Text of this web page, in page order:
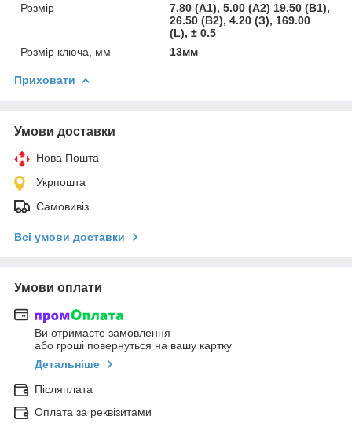
Розмір
7.80 (А1), 5.00 (А2) 19.50 (В1),
26.50 (В2), 4.20 (З), 169.00
(L), ± 0.5
Розмір ключа, мм
13мм
Приховати
Умови доставки
Нова Пошта
Укрпошта
Самовивіз
Всі умови доставки
Умови оплати
Ви отримаєте замовлення
або гроші повернуться на вашу картку
Детальніше
Післяплата
Оплата за реквізитами